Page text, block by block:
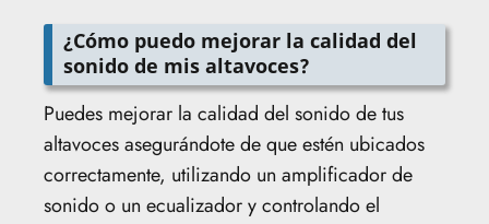
¿Cómo puedo mejorar la calidad del
sonido de mis altavoces?
Puedes mejorar la calidad del sonido de tus
altavoces asegurándote de que estén ubicados
correctamente, utilizando un amplificador de
sonido o un ecualizador y controlando el